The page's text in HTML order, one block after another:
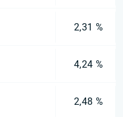
2,31 %
4,24 %
2,48 %